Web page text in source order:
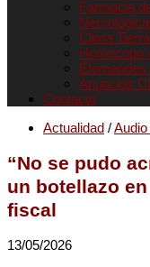
Farmacia
Clima
Horóscopo
Efemerides
Anuncios
Contacto
Actualidad /
“No se pudo
un botellazo
fiscal
13/05/2026